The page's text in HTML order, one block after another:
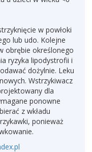
w powłoki
lub udo. Kolejne
obrębie określonego
ryzyka lipodystrofii i
dożylnie. Leku
Wstrzykiwacz
dla
ponowne
z wkładu
ponieważ